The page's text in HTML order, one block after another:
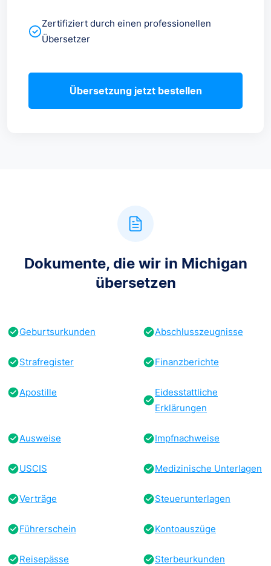
Zertifiziert durch einen professionellen
Übersetzer
Übersetzung jetzt bestellen
Dokumente, die wir in Michigan
übersetzen
Geburtsurkunden Abschlusszeugnisse
Strafregister Finanzberichte
Apostille
Eidesstattliche
Erklärungen
Ausweise Impfnachweise
USCIS Medizinische Unterlagen
Verträge Steuerunterlagen
Führerschein Kontoauszüge
Reisepässe Sterbeurkunden